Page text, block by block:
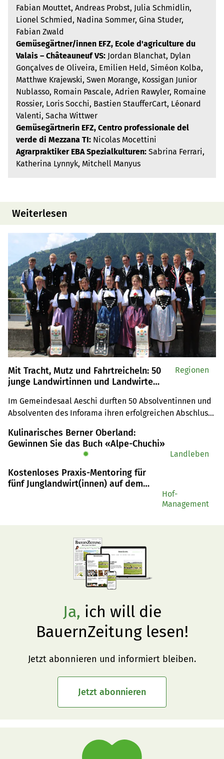
Fabian Mouttet, Andreas Probst, Julia Schmidlin,
Lionel Schmied, Nadina Sommer, Gina Studer,
Fabian Zwald
Gemüsegärtner/innen EFZ, Ecole d'agriculture du
Valais – Châteauneuf VS: Jordan Blanchat, Dylan
Gonçalves de Oliveira, Emilien Held, Siméon Kolba,
Matthwe Krajewski, Swen Morange, Kossigan Junior
Nublasso, Romain Pascale, Adrien Rawyler, Romaine
Rossier, Loris Socchi, Bastien StaufferCart, Léonard
Valenti, Sacha Wittwer
Gemüsegärtnerin EFZ, Centro professionale del
verde di Mezzana TI: Nicolas Mocettini
Agrarpraktiker EBA Spezialkulturen: Sabrina Ferrari,
Katherina Lynnyk, Mitchell Manyus
Weiterlesen
Mit Tracht, Mutz und Fahrtreicheln: 50
junge Landwirtinnen und Landwirte
Im Gemeindesaal Aeschi durften 50 Absolventinnen und
Absolventen des Inforama ihren erfolgreichen Abschluss
geehrt wurden Serena von Allmen und Elena Gobeli für
ihre herausragenden Leistungen.
Regionen
Kulinarisches Berner Oberland:
Gewinnen Sie das Buch «Alpe-Chuchi»
✹ Landleben
Kostenloses Praxis-Mentoring für
fünf Junglandwirt(innen) auf dem
Hof-
Management
Ja, ich will die
BauernZeitung lesen!
Jetzt abonnieren und informiert bleiben.
Jetzt abonnieren